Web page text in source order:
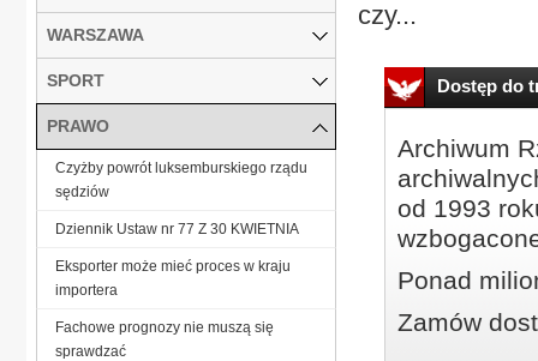
czy...
Dostęp do
Archiwum
od 1993
Ponad
Zamów
WARSZAWA
SPORT
PRAWO
Czyżby powrót luksemburskiego rządu
sędziów
Dziennik Ustaw nr 77 Z 30 KWIETNIA
Eksporter może mieć proces w kraju
importera
Fachowe prognozy nie muszą się
sprawdzać